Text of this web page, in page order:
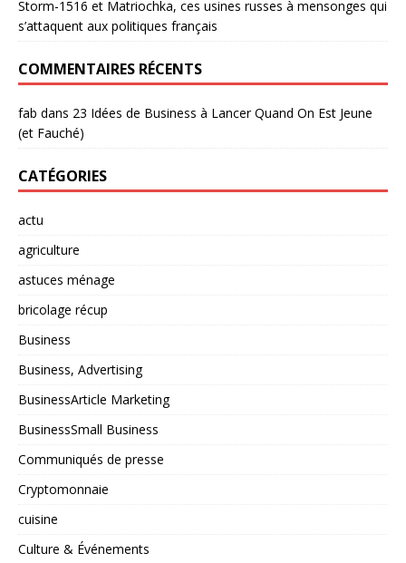
Storm-1516 et Matriochka, ces usines russes à mensonges qui
s’attaquent aux politiques français
COMMENTAIRES RÉCENTS
fab dans 23 Idées de Business à Lancer Quand On Est Jeune
(et Fauché)
CATÉGORIES
actu
agriculture
astuces ménage
bricolage récup
Business
Business, Advertising
BusinessArticle Marketing
BusinessSmall Business
Communiqués de presse
Cryptomonnaie
cuisine
Culture & Événements